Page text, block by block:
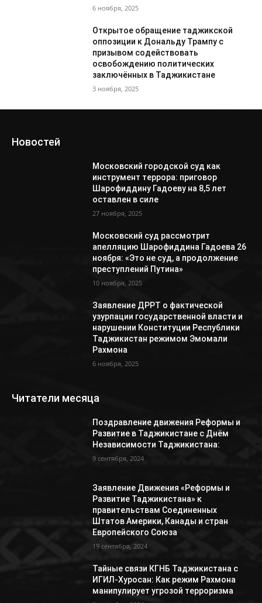
6 ноября, 2025
Открытое обращение таджикской
оппозиции к Дональду Трампу с
призывом содействовать
освобождению политических
заключённых в Таджикистане
3 ноября, 2025
Новостей
Московский городской суд как
инструмент террора: приговор
Шарофиддину Гадоеву на 8,5 лет
оставлен в силе
27 ноября, 2025
Московский суд рассмотрит
апелляцию Шарофиддина Гадоева 26
ноября: «Это не суд, а продолжение
преступлений Путина»
10 ноября, 2025
Заявление ДРРТ о фактической
узурпации государственной власти и
нарушении Конституции Республики
Таджикистан режимом Эмомали
Рахмона
6 ноября, 2025
Читатели месяца
Поздравление движения Реформы и
Развитие в Таджикистане с Днём
Независимости Таджикистана:
9 сентября, 2024
Заявление Движения «Реформы и
Развитие Таджикистана» к
правительствам Соединенных
Штатов Америки, Канады и стран
Европейского Союза
19 сентября, 2024
Тайные связи КГНБ Таджикистана с
ИГИЛ-Хуросан: Как режим Рахмона
манипулирует угрозой терроризма